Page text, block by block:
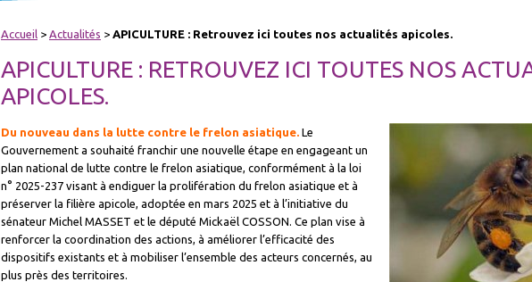
Accueil > Actualités > APICULTURE : Retrouvez ici toutes nos actualités apicoles.
APICULTURE : RETROUVEZ ICI TOUTES NOS
APICOLES.
Du nouveau dans la lutte contre le frelon asiatique. Le
Gouvernement a souhaité franchir une nouvelle étape en engageant un
plan national de lutte contre le frelon asiatique, conformément à la loi
n° 2025-237 visant à endiguer la prolifération du frelon asiatique et à
préserver la filière apicole, adoptée en mars 2025 et à l’initiative du
sénateur Michel MASSET et le député Mickaël COSSON. Ce plan vise à
renforcer la coordination des actions, à améliorer l’efficacité des
dispositifs existants et à mobiliser l’ensemble des acteurs concernés, au
plus près des territoires.